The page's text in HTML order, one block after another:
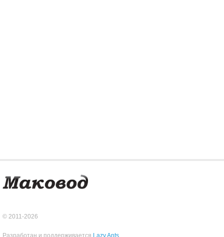
© 2011-2026